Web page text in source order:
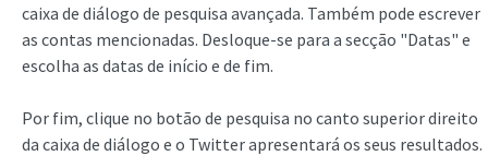
caixa de diálogo de pesquisa avançada. Também pode escrever
as contas mencionadas. Desloque-se para a secção "Datas" e
escolha as datas de início e de fim.
Por fim, clique no botão de pesquisa no canto superior direito
da caixa de diálogo e o Twitter apresentará os seus resultados.